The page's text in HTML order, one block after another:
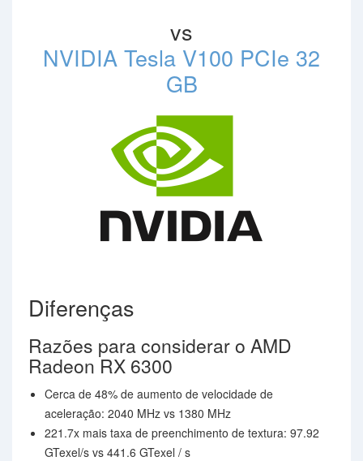
vs
NVIDIA Tesla V100 PCIe 32
GB
Diferenças
Razões para considerar o AMD
Radeon RX 6300
Cerca de 48% de aumento de velocidade de
aceleração: 2040 MHz vs 1380 MHz
221.7x mais taxa de preenchimento de textura: 97.92
GTexel/s vs 441.6 GTexel / s